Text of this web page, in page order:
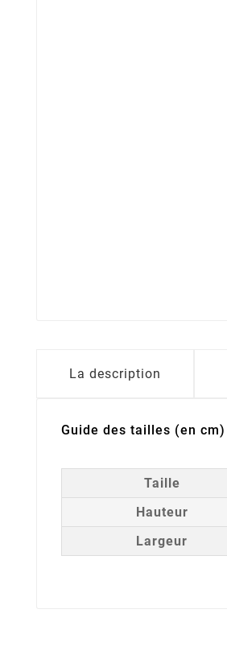
La description
Guide des tailles (en cm)
Taille
Hauteur
Largeur